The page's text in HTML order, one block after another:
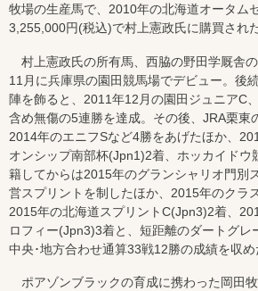
牧場の生産馬で、2010年の北海道オータム
3,255,000円(税込)で村上憲政氏に購買され
村上憲政氏の所有馬、西脇の野田学厩舎
11月に兵庫県の園田競馬場でデビュー。後
陣を飾ると、2011年12月の園田ジュニアC
含め無傷の5連勝を達成。その後、JRA栗東
2014年のエニフSなど4勝をあげたほか、
オンシップ南部杯(Jpn1)2着、ホッカイドウ
籍してからは2015年のグランシャリオ門別
営スプリントを制したほか、2015年のクラ
2015年の北海道スプリントC(Jpn3)2着、
ロフィー(Jpn3)3着と、短距離のダートグレ
中央･地方合わせ通算33戦12勝の成績を収め
ポアゾンブラックの育成に携わった岡田